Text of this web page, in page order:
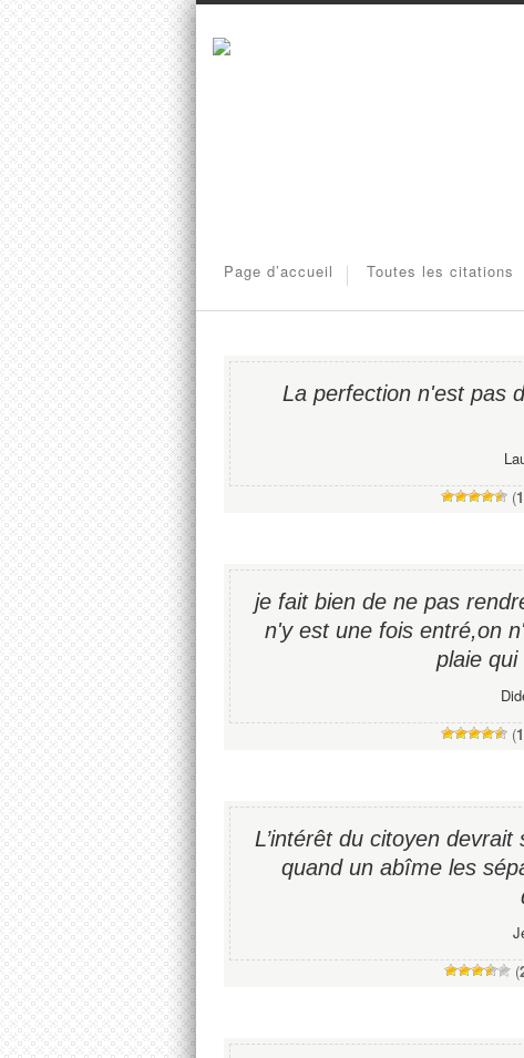
Page d’accueil Toutes les citations
La perfection n'est pas
(
je fait bien de ne pas
n'y est une fois entré,on
plaie qui
(
L’intérêt du citoyen
quand un abîme les
(